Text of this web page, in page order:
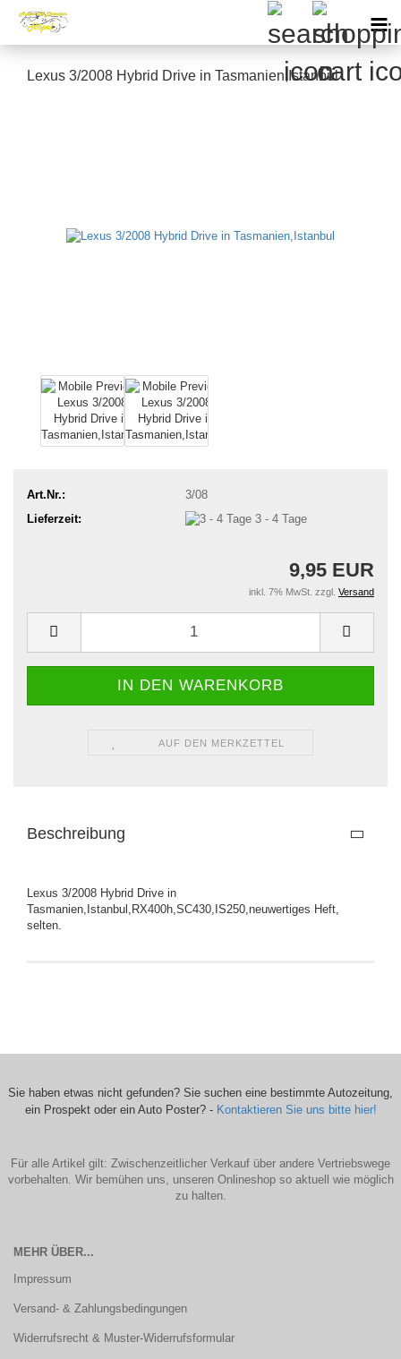
Lexus 3/2008 Hybrid Drive in Tasmanien,Istanbul
Art.Nr.:
3/08
Lieferzeit:
3 - 4 Tage
9,95 EUR
inkl. 7% MwSt. zzgl. Versand
AUF DEN MERKZETTEL
Beschreibung
Lexus 3/2008 Hybrid Drive in
Tasmanien,Istanbul,RX400h,SC430,IS250,neuwertiges Heft,
selten.
Sie haben etwas nicht gefunden? Sie suchen eine bestimmte Autozeitung,
ein Prospekt oder ein Auto Poster? - Kontaktieren Sie uns bitte hier!
Für alle Artikel gilt: Zwischenzeitlicher Verkauf über andere Vertriebswege
vorbehalten. Wir bemühen uns, unseren Onlineshop so aktuell wie möglich
zu halten.
MEHR ÜBER...
Impressum
Versand- & Zahlungsbedingungen
Widerrufsrecht & Muster-Widerrufsformular